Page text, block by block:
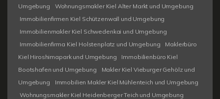
Umgebung
Wohnungsmakler Kiel Alter Markt und Umgebung
Immobilienfirmen Kiel Schützenwall und Umgebung
Immobilienmakler Kiel Schwedenkai und Umgebung
Immobilienfirma Kiel Holstenplatz und Umgebung
Maklerbüro
Kiel Hiroshimapark und Umgebung
Immobilienbüro Kiel
Bootshafen und Umgebung
Makler Kiel Vieburger Gehölz und
Umgebung
Immobilien Makler Kiel Mühlenteich und Umgebung
Wohnungsmakler Kiel Heidenberger Teich und Umgebung